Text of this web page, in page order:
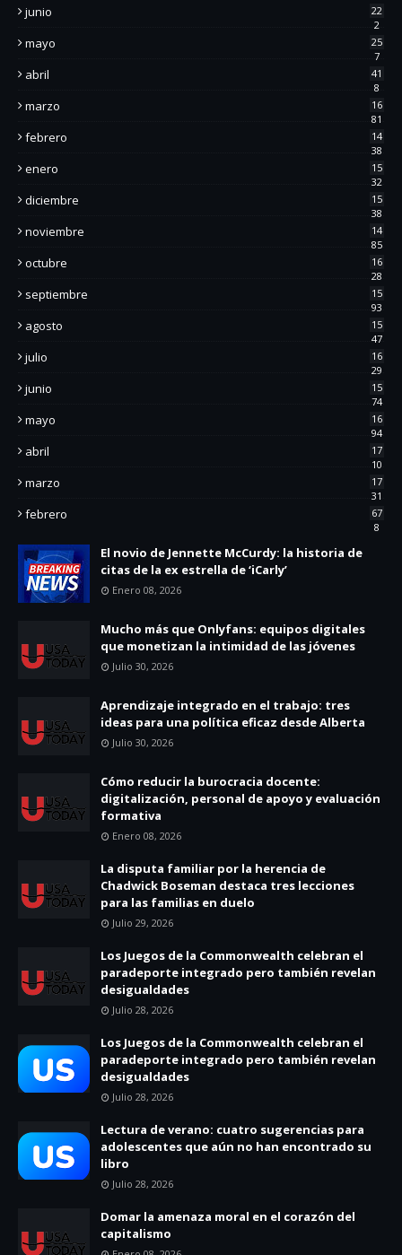
junio
22
2
mayo
25
7
abril
41
8
marzo
16
81
febrero
14
38
enero
15
32
diciembre
15
38
noviembre
14
85
octubre
16
28
septiembre
15
93
agosto
15
47
julio
16
29
junio
15
74
mayo
16
94
abril
17
10
marzo
17
31
febrero
67
8
El novio de Jennette McCurdy: la historia de
citas de la ex estrella de ‘iCarly’
Enero 08, 2026
Mucho más que Onlyfans: equipos digitales
que monetizan la intimidad de las jóvenes
Julio 30, 2026
Aprendizaje integrado en el trabajo: tres
ideas para una política eficaz desde Alberta
Julio 30, 2026
Cómo reducir la burocracia docente:
digitalización, personal de apoyo y evaluación
formativa
Enero 08, 2026
La disputa familiar por la herencia de
Chadwick Boseman destaca tres lecciones
para las familias en duelo
Julio 29, 2026
Los Juegos de la Commonwealth celebran el
paradeporte integrado pero también revelan
desigualdades
Julio 28, 2026
Los Juegos de la Commonwealth celebran el
paradeporte integrado pero también revelan
desigualdades
Julio 28, 2026
Lectura de verano: cuatro sugerencias para
adolescentes que aún no han encontrado su
libro
Julio 28, 2026
Domar la amenaza moral en el corazón del
capitalismo